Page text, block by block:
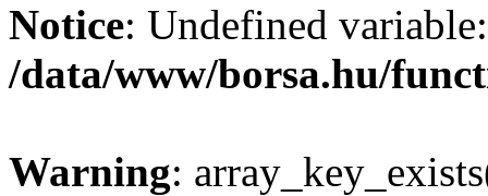
Notice: Undefined
/data/www/borsa.hu/
Warning: